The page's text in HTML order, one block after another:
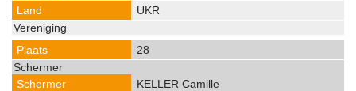
UKR
28
KELLER Camille